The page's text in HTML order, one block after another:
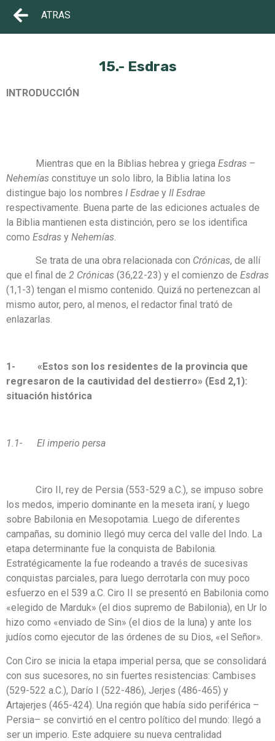
ATRAS
15.- Esdras
INTRODUCCIÓN
Mientras que en la Biblias hebrea y griega Esdras –
Nehemías constituye un solo libro, la Biblia latina los
distingue bajo los nombres I Esdrae y II Esdrae
respectivamente. Buena parte de las ediciones actuales de
la Biblia mantienen esta distinción, pero se los identifica
como Esdras y Nehemías
Se trata de una obra relacionada con Crónicas, de allí
que el final de 2 Crónicas (36,22-23) y el comienzo de Esdras
(1,1-3) tengan el mismo contenido. Quizá no pertenezcan al
mismo autor, pero, al menos, el redactor final trató de
enlazarlas.
1- «Estos son los residentes de la provincia que
regresaron de la cautividad del destierro» (Esd 2,1):
situación histórica
1.1- El imperio persa
Ciro II, rey de Persia (553-529 a.C.), se impuso sobre
los medos, imperio dominante en la meseta iraní, y luego
sobre Babilonia en Mesopotamia. Luego de diferentes
campañas, su dominio llegó muy cerca del valle del Indo. La
etapa determinante fue la conquista de Babilonia.
Estratégicamente la fue rodeando a través de sucesivas
conquistas parciales, para luego derrotarla con muy poco
esfuerzo en el 539 a.C. Ciro II se presentó en Babilonia como
«elegido de Marduk» (el dios supremo de Babilonia), en Ur lo
hizo como «enviado de Sin» (el dios de la luna) y ante los
judíos como ejecutor de las órdenes de su Dios, «el Señor».
Con Ciro se inicia la etapa imperial persa, que se consolidará
con sus sucesores, no sin fuertes resistencias: Cambises
(529-522 a.C.), Darío I (522-486), Jerjes (486-465) y
Artajerjes (465-424). Una región que había sido periférica –
Persia– se convirtió en el centro político del mundo: llegó a
ser un imperio. Este adquiere su nueva centralidad